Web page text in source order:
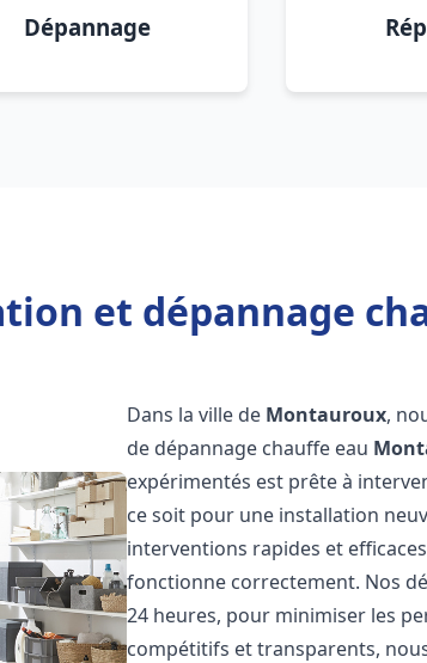
Dépannage
et dépannage
Dans la ville de Montauroux,
de dépannage chauffe eau
expérimentés est prête à
ce soit pour une installation
interventions rapides et
fonctionne correctement. Nos
24 heures, pour minimiser les
compétitifs et transparents,